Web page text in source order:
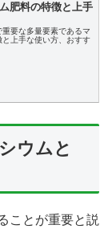
肥料の特徴と上手
要な多量要素であるマ
上手な使い方、おすす
ウムと
ことが重要と説